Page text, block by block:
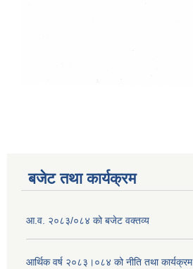
बजेट तथा कार्यक्रम
आ.व. २०८३/०८४ को बजेट वक्तव्य
आर्थिक वर्ष २०८३।०८४ को नीति तथा कार्यक्रम